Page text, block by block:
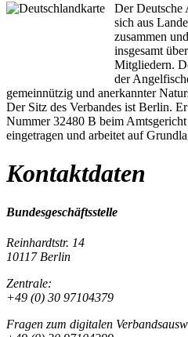
Der Deutsche
sich aus
zusammen
insgesamt
Mitgliedern.
der
gemeinnützig und anerkannter
Der Sitz des Verbandes ist Berlin.
Nummer 32480 B beim
eingetragen und arbeitet auf
Kontaktdaten
Bundesgeschäftsstelle
Reinhardtstr. 14
10117 Berlin
Zentrale:
+49 (0) 30 97104379
Fragen zum digitalen